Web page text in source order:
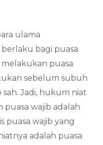
ulama
bagi puasa
melakukan puasa
sebelum subuh
Jadi, hukum niat
puasa wajib adalah
puasa wajib yang
adalah puasa